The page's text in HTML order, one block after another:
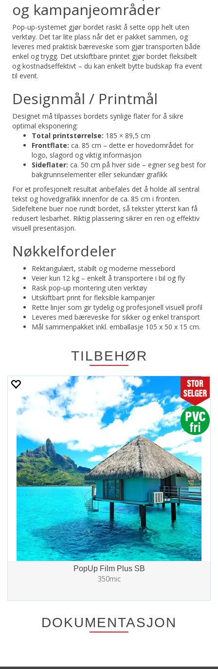
og kampanjeområder
Pop-up-systemet gjør bordet raskt å sette opp helt uten
verktøy. Det tar lite plass når det er pakket sammen, og
leveres med praktisk bæreveske som gjør transporten både
enkel og trygg. Det utskiftbare printet gjør bordet fleksibelt
og kostnadseffektivt – du kan enkelt bytte budskap fra event
til event.
Designmål / Printmål
Designet må tilpasses bordets synlige flater for å sikre
optimal eksponering:
Total printstørrelse: 185 × 89,5 cm
Frontflate: ca. 85 cm – dette er hovedområdet for
logo, slagord og viktig informasjon
Sideflater: ca. 50 cm på hver side – egner seg best for
bakgrunnselementer eller sekundær grafikk
For et profesjonelt resultat anbefales det å holde all sentral
tekst og hovedgrafikk innenfor de ca. 85 cm i fronten.
Sidefeltene buer noe rundt bordet, så tekster ytterst kan få
redusert lesbarhet. Riktig plassering sikrer en ren og effektiv
visuell presentasjon.
Nøkkelfordeler
Rektangulært, stabilt og moderne messebord
Veier kun 12 kg – enkelt å transportere i bil og fly
Rask pop-up montering uten verktøy
Utskiftbart print for fleksible kampanjer
Rette linjer som gir tydelig og profesjonell visuell profil
Leveres med bæreveske for sikker og enkel transport
Mål sammenpakket inkl. emballasje 105 x 50 x 15 cm.
TILBEHØR
PopUp Film Plus SB
350mic
DOKUMENTASJON